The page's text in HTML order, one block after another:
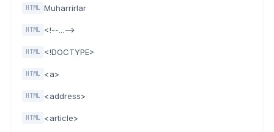
HTML Muharrirlar
HTML <!--...-->
HTML <!DOCTYPE>
HTML <a>
HTML <address>
HTML <article>